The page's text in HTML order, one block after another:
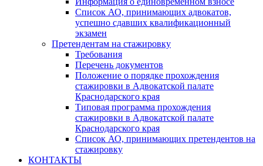
Список АО, принимающих адвокатов,
успешно сдавших квалификационный
экзамен
Претендентам на стажировку
Требования
Перечень документов
Положение о порядке прохождения
стажировки в Адвокатской палате
Краснодарского края
Типовая программа прохождения
стажировки в Адвокатской палате
Краснодарского края
Список АО, принимающих претендентов на
стажировку
КОНТАКТЫ